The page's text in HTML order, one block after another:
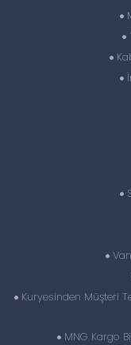
Kuryesinden Müşteri
MNG Kargo